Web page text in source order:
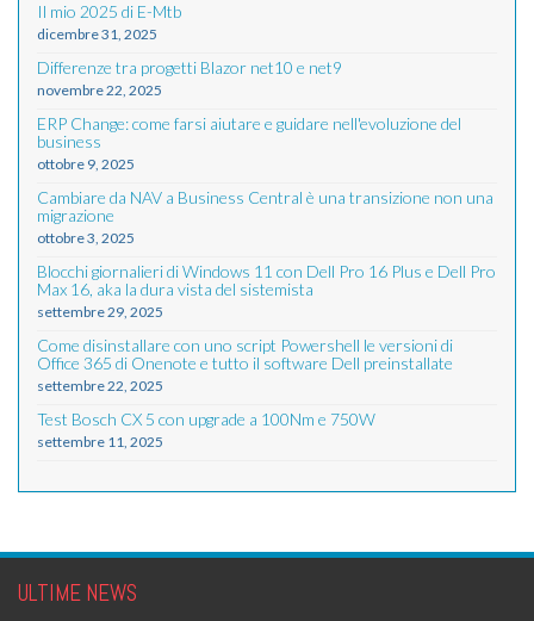
Il mio 2025 di E-Mtb
dicembre 31, 2025
Differenze tra progetti Blazor net10 e net9
novembre 22, 2025
ERP Change: come farsi aiutare e guidare nell'evoluzione del
business
ottobre 9, 2025
Cambiare da NAV a Business Central è una transizione non una
migrazione
ottobre 3, 2025
Blocchi giornalieri di Windows 11 con Dell Pro 16 Plus e Dell Pro
Max 16, aka la dura vista del sistemista
settembre 29, 2025
Come disinstallare con uno script Powershell le versioni di
Office 365 di Onenote e tutto il software Dell preinstallate
settembre 22, 2025
Test Bosch CX 5 con upgrade a 100Nm e 750W
settembre 11, 2025
ULTIME NEWS